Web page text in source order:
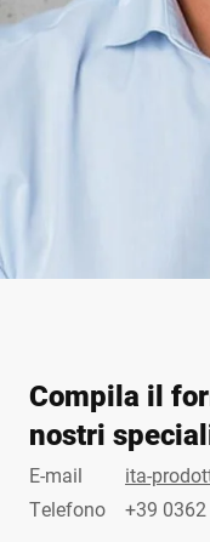
Compila il
nostri
E-mail
ita-
Telefono
+39 0362